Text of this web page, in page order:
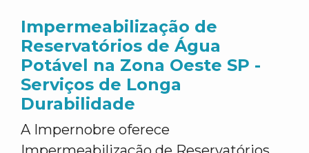
Impermeabilização de
Reservatórios de Água
Potável na Zona Oeste SP -
Serviços de Longa
Durabilidade
A Impernobre oferece